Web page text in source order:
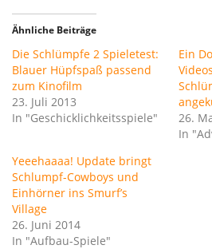
Ähnliche Beiträge
Die Schlümpfe 2 Spieletest:
Blauer Hüpfspaß passend
zum Kinofilm
23. Juli 2013
In "Geschicklichkeitsspiele"
Ein
26.
In
Yeeehaaaa! Update bringt
Schlumpf-Cowboys und
Einhörner ins Smurf’s
Village
26. Juni 2014
In "Aufbau-Spiele"